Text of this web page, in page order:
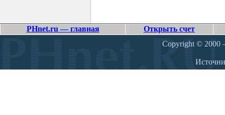
PHnet.ru — главная
Открыть счет
Copyright © 2000